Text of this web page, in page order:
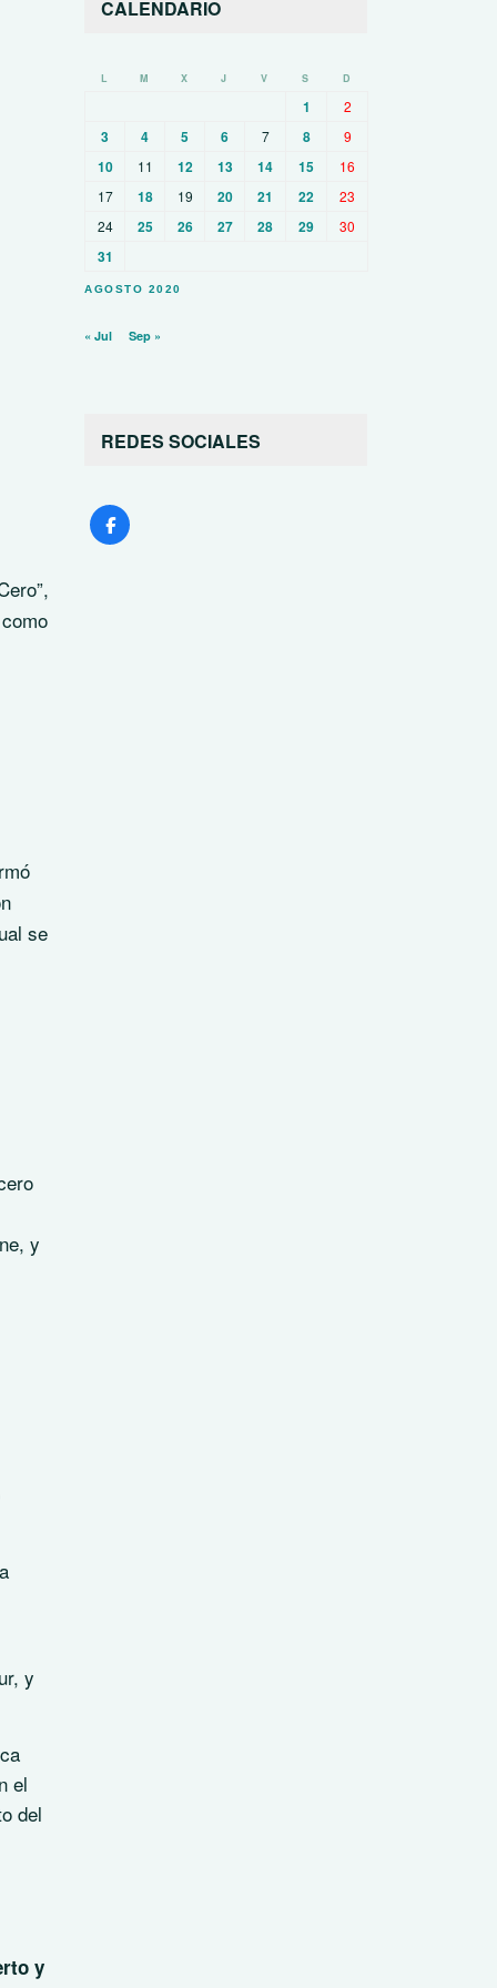
se
y
y
el
del
y
CALENDARIO
AGOSTO 2020
L M X J V S D
1 2
3 4 5 6 7 8 9
10 11 12 13 14 15
16
17
18 19 20 21 22
23
24
25 26 27 28 29 30
31
« Jul Sep »
REDES SOCIALES